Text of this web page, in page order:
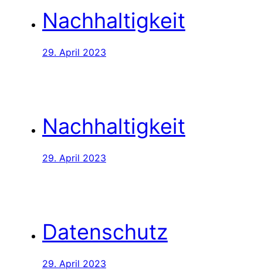
Nachhaltigkeit
29. April 2023
Nachhaltigkeit
29. April 2023
Datenschutz
29. April 2023